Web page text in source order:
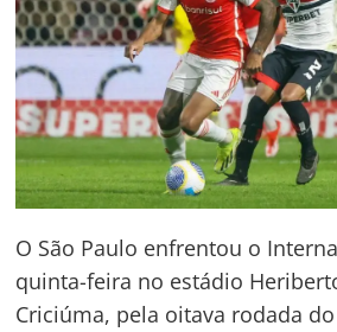
O São Paulo enfrentou o
quinta-feira no estádio
Criciúma, pela oitava rodada